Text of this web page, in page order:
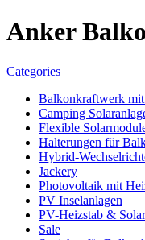
Anker
Categories
Balkonkraftwerk mit
Camping
Flexible
Halterungen für
Hybrid-
Jackery
Photovoltaik mit
PV Inselanlagen
PV-Heizstab &
Sale